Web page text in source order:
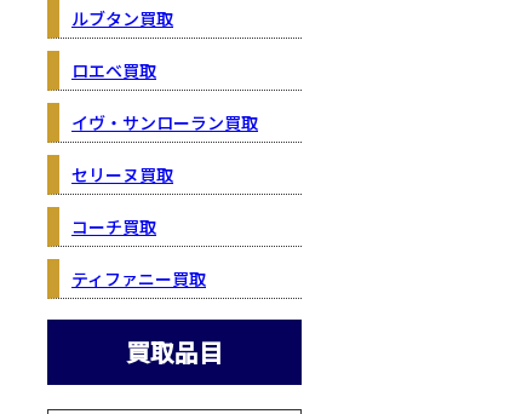
ルブタン買取
ロエベ買取
イヴ・サンローラン買取
セリーヌ買取
コーチ買取
ティファニー買取
買取品目